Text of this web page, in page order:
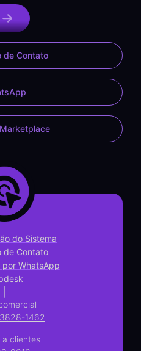
de Contato
do Sistema
de Contato
WhatsApp
1462
a clientes